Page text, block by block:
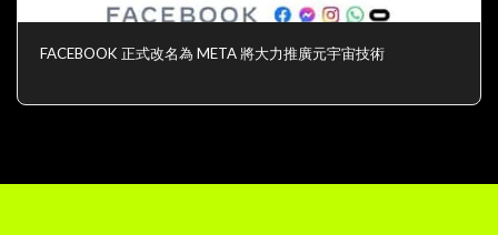
FACEBOOK 正式改名為 META 將大力推廣元宇宙技術